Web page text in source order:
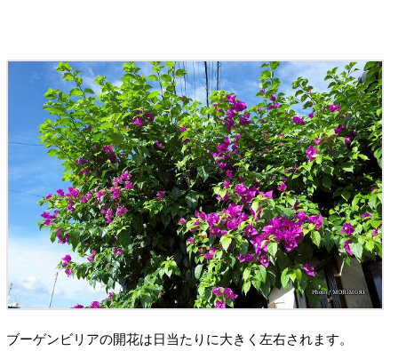
ブーゲンビリアの開花は日当たりに大きく左右されます。